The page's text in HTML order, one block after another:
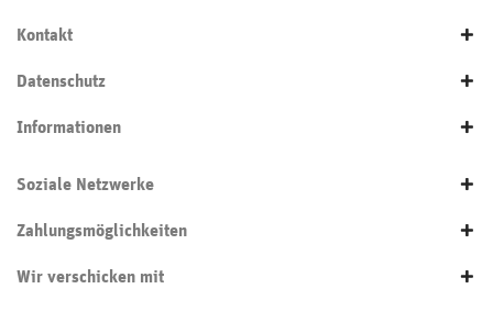
Kontakt
Datenschutz
Informationen
Soziale Netzwerke
Zahlungsmöglichkeiten
Wir verschicken mit